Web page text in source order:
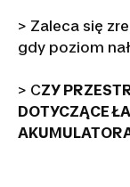
> Zaleca się
gdy poziom
> CZY
DOTYCZĄCE